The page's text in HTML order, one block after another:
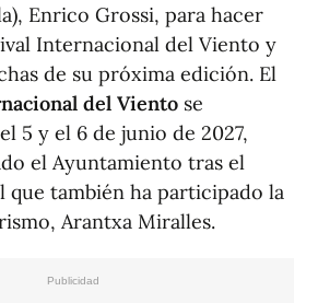
Enrico Grossi, para hacer
Internacional del Viento y
de su próxima edición. El
del Viento se
5 y el 6 de junio de 2027,
el Ayuntamiento tras el
que también ha participado la
Arantxa Miralles.